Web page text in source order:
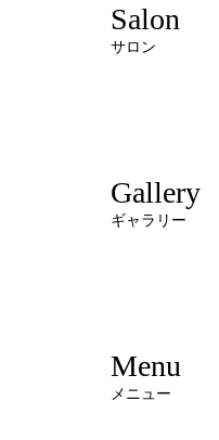
Salon
サロン
Gallery
ギャラリー
Menu
メニュー